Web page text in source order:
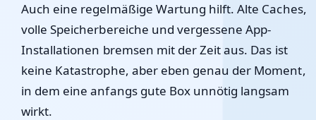
Auch eine regelmäßige Wartung hilft. Alte Caches,
volle Speicherbereiche und vergessene App-
Installationen bremsen mit der Zeit aus. Das ist
keine Katastrophe, aber eben genau der Moment,
in dem eine anfangs gute Box unnötig langsam
wirkt.